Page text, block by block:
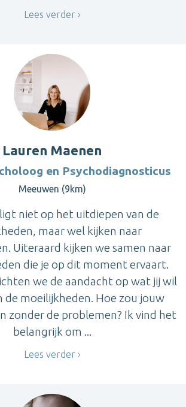
Lees verder
Lauren Maenen
en Psychodiagnosticus
Meeuwen (9km)
niet op het uitdiepen van de
maar wel kijken naar
Uiteraard kijken we samen naar
die je op dit moment ervaart.
we de aandacht op wat jij wil
de moeilijkheden. Hoe zou jouw
zonder de problemen? Ik vind het
belangrijk om ...
Lees verder